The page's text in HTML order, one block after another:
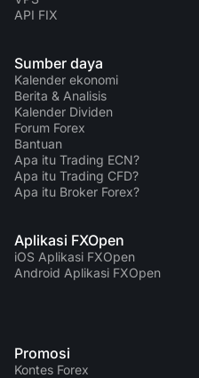
API FIX
Sumber daya
Kalender ekonomi
Berita & Analisis
Kalender Dividen
Forum Forex
Bantuan
Apa itu Trading ECN?
Apa itu Trading CFD?
Apa itu Broker Forex?
Aplikasi FXOpen
iOS Aplikasi FXOpen
Android Aplikasi FXOpen
Promosi
Kontes Forex